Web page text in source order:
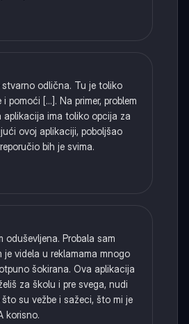
odlična. Tu je toliko
pomoći [...]. Na primer, problem
aplikacija ima toliko opcija za
ovoj aplikaciji, poboljšao
bih je svima.
oduševljena. Probala sam
je videla u reklamama mnogo
šokirana. Ova aplikacija
za školu i pre svega, nudi
su vežbe i sažeci, što mi je
korisno.